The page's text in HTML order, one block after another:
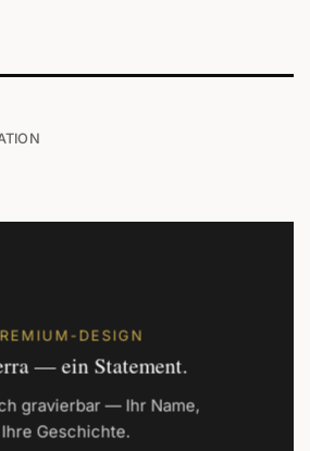
DESIGN
— ein Statement.
gravierbar — Ihr Name,
Ihre Geschichte.